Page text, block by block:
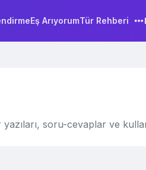
Eş ArıyorumTür Rehberi
soru-cevaplar ve